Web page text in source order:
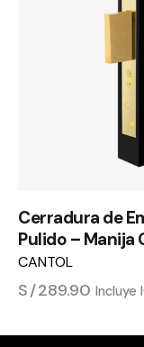
Cerradura de
Pulido – Manija
CANTOL
S/289.90 Incluye